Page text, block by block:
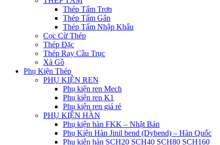
Thép Tấm Trơn
Thép Tấm Gân
Thép Tấm Nhập Khẩu
Cọc Cừ Thép
Thép Đặc
Thép Ray Cầu Trục
Xà Gồ
Phụ Kiện Thép
PHỤ KIỆN REN
Phụ kiện ren Mech
Phụ kiện ren K1
Phụ kiện ren giá rẻ
PHỤ KIỆN HÀN
Phụ kiện hàn FKK – Nhật Bản
Phụ Kiện Hàn Jinil bend (Dybend) – Hàn Quốc
Phụ kiện hàn SCH20 SCH40 SCH80 SCH160